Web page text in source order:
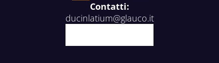
Contatti:
ducinlatium@glauco.it